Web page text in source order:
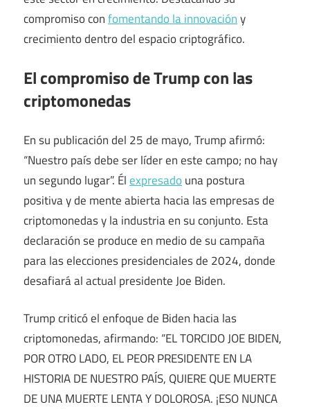
compromiso confomentando la innovacióny
crecimiento dentro del espacio criptográfico.
El compromiso de Trump con las
criptomonedas
En su publicación del 25 de mayo, Trump afirmó:
“Nuestro país debe ser líder en este campo; no hay
un segundo lugar”. Élexpresado una postura
positiva y de mente abierta hacia las empresas de
criptomonedas y la industria en su conjunto. Esta
declaración se produce en medio de su campaña
para las elecciones presidenciales de 2024, donde
desafiará al actual presidente Joe Biden.
Trump criticó el enfoque de Biden hacia las
criptomonedas, afirmando: “EL TORCIDO JOE BIDEN,
POR OTRO LADO, EL PEOR PRESIDENTE EN LA
HISTORIA DE NUESTRO PAÍS, QUIERE QUE MUERTE
DE UNA MUERTE LENTA Y DOLOROSA. ¡ESO NUNCA